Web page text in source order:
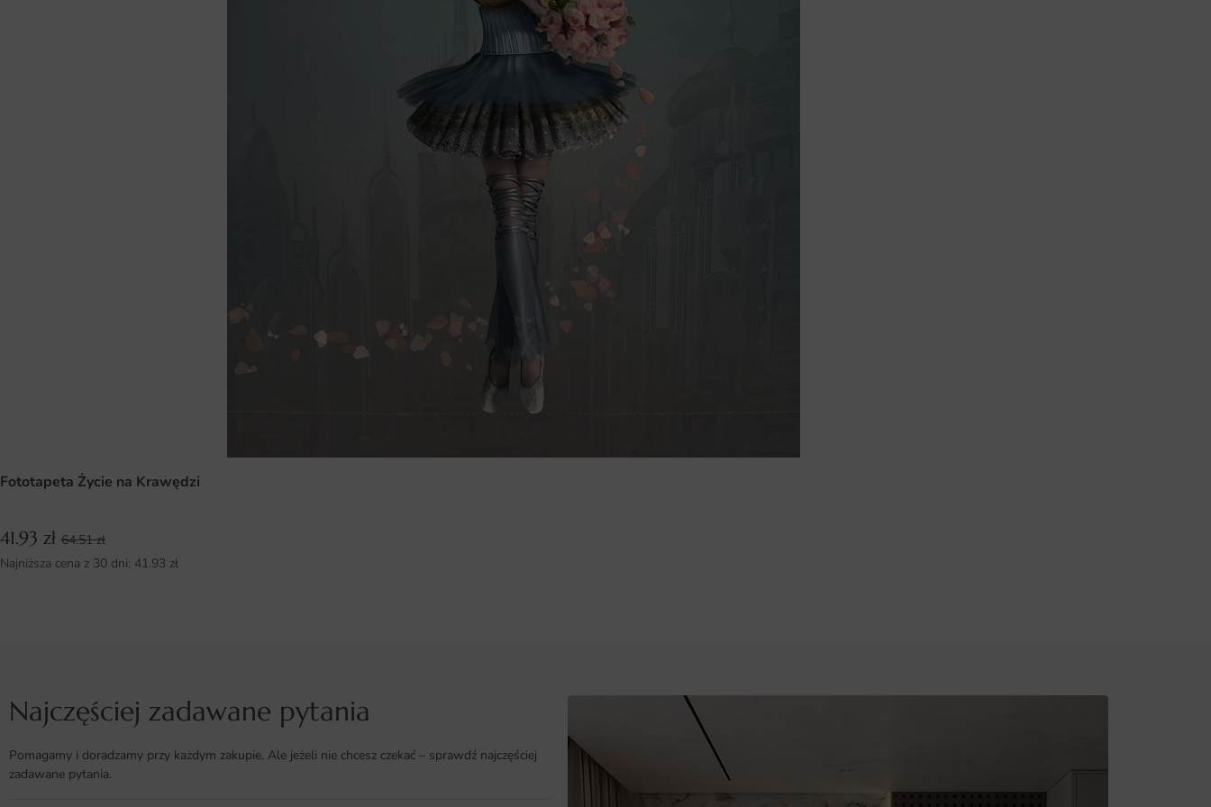
Fototapeta Życie na Krawędzi
41.93 zł 64.51zł
Najniższa cena z 30 dni: 41.93 zł
Najczęściej zadawane pytania
Pomagamy i doradzamy przy każdym zakupie. Ale jeżeli nie chcesz czekać – sprawdź najczęściej
zadawane pytania.